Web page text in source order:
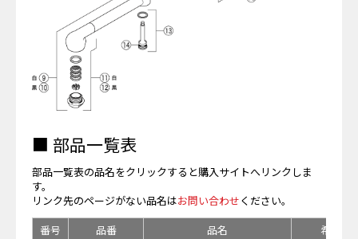
■ 部品一覧表
部品一覧表の品名をクリックすると購入サイトへリンクしま
す。
リンク先のページがない品名はお問い合わせください。
番号
品番 品名 希望小